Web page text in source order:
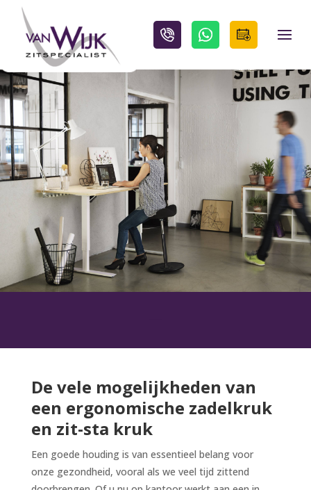
De vele mogelijkheden van
een ergonomische zadelkruk
en zit-sta kruk
Een goede houding is van essentieel belang voor
onze gezondheid, vooral als we veel tijd zittend